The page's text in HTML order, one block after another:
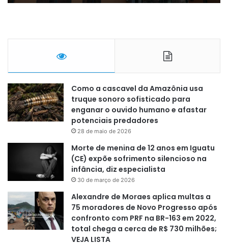
Como a cascavel da Amazônia usa
truque sonoro sofisticado para
enganar o ouvido humano e afastar
potenciais predadores
28 de maio de 2026
Morte de menina de 12 anos em Iguatu
(CE) expõe sofrimento silencioso na
infância, diz especialista
30 de março de 2026
Alexandre de Moraes aplica multas a
75 moradores de Novo Progresso após
confronto com PRF na BR-163 em 2022,
total chega a cerca de R$ 730 milhões;
VEJA LISTA